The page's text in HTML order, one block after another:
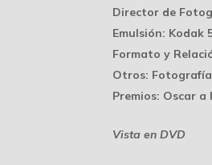
Director de
Emulsión: Kodak
Formato y
Otros:
Premios: Oscar a
Vista en DVD